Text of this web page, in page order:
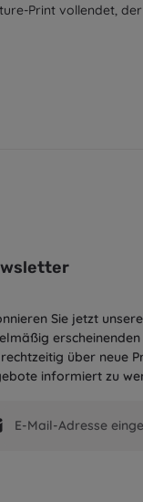
Print vollendet,
Sie jetzt
über neue
informiert zu